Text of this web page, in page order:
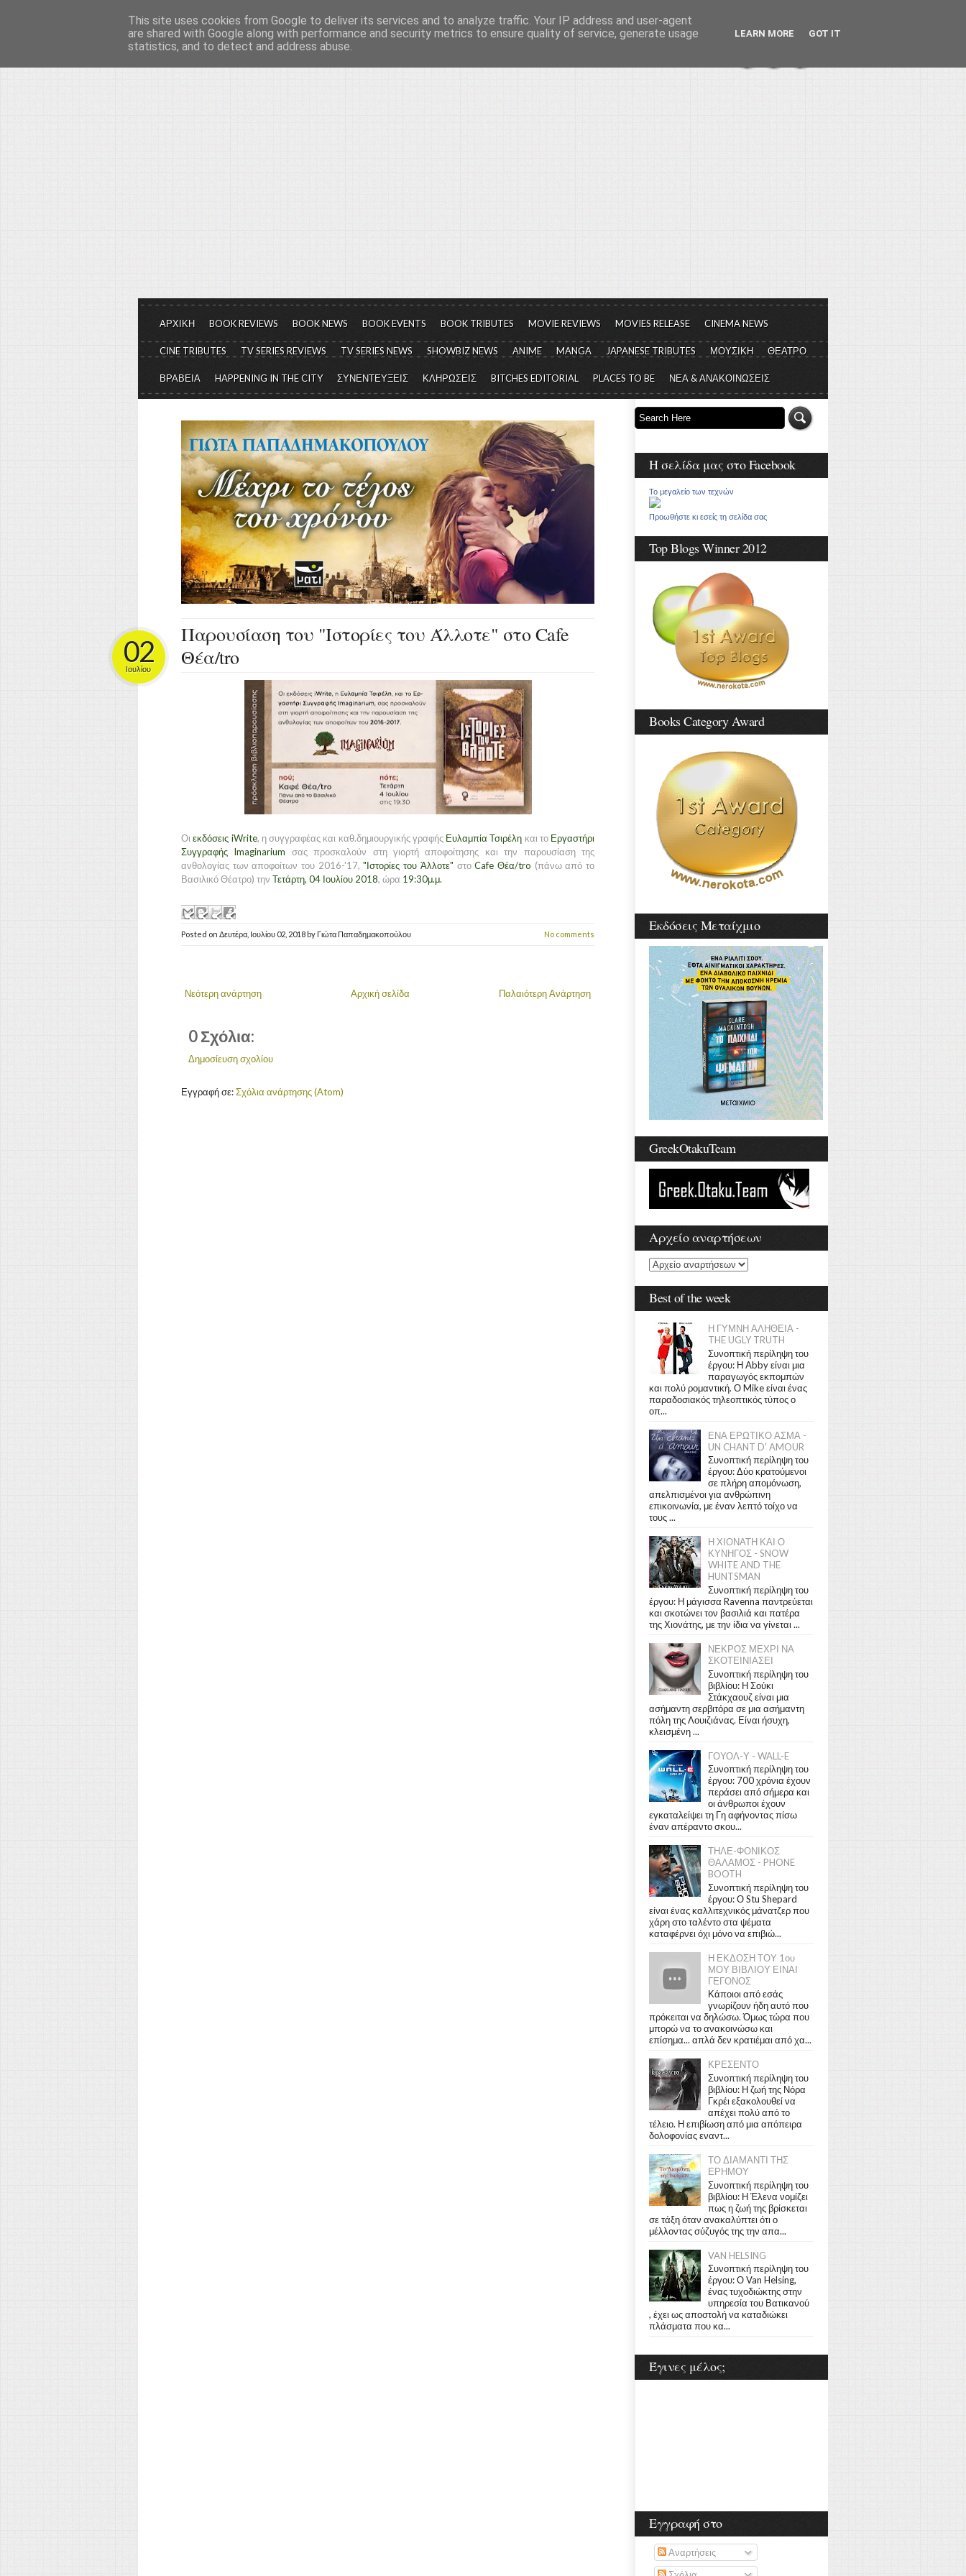
Το μεγαλείο των Τεχνών...
Είμαστε πάντα εδώ για να μιλάμε για τον πολιτισμό, σε κάθε του μορφή και έκταση...
ΑΡΧΙΚΗ BOOK REVIEWS BOOK NEWS BOOK EVENTS BOOK TRIBUTES MOVIE REVIEWS MOVIES RELEASE CINEMA NEWS
CINE TRIBUTES TV SERIES REVIEWS TV SERIES NEWS SHOWBIZ NEWS ANIME MANGA JAPANESE TRIBUTES ΜΟΥΣΙΚΗ ΘΕΑΤΡΟ
ΒΡΑΒΕΙΑ HAPPENING IN THE CITY ΣΥΝΕΝΤΕΥΞΕΙΣ ΚΛΗΡΩΣΕΙΣ BITCHES EDITORIAL PLACES TO BE ΝΕΑ & ΑΝΑΚΟΙΝΩΣΕΙΣ
Παρουσίαση του "Ιστορίες του Άλλοτε" στο Cafe
Θέα/tro
02
Ιουλίου
Οιεκδόσεις iWrite, η συγγραφέας και καθ.δημιουργικής γραφής Ευλαμπία Τσιρέλη και το Εργαστήρι
Συγγραφής Imaginarium σας προσκαλούν στη γιορτή αποφοίτησης και την παρουσίαση της
ανθολογίας των αποφοίτων του 2016-'17,"Ιστορίες του Άλλοτε" στοCafe Θέα/tro (πάνω από το
Βασιλικό Θέατρο) την Τετάρτη, 04 Ιουλίου 2018, ώρα 19:30μ.μ.
Posted on Δευτέρα, Ιουλίου 02, 2018 by Γιώτα Παπαδημακοπούλου No comments
Νεότερη ανάρτηση Παλαιότερη Ανάρτηση
Αρχική σελίδα
0 Σχόλια:
Δημοσίευση σχολίου
Εγγραφή σε:Σχόλια ανάρτησης (Atom)
Η σελίδα μας στο Facebook
Το μεγαλείο των τεχνών
Προωθήστε κι εσείς τη σελίδα σας
Top Blogs Winner 2012
Books Category Award
Εκδόσεις Μεταίχμιο
GreekOtakuTeam
Αρχείο αναρτήσεων
Best of the week
Η ΓΥΜΝΗ ΑΛΗΘΕΙΑ -
THE UGLY TRUTH
Συνοπτική περίληψη του
έργου: Η Abby είναι μια
παραγωγός εκπομπών
και πολύ ρομαντική. Ο Mike είναι ένας
παραδοσιακός τηλεοπτικός τύπος ο
οπ...
ΕΝΑ ΕΡΩΤΙΚΟ ΑΣΜΑ -
UN CHANT D' AMOUR
Συνοπτική περίληψη του
έργου: Δύο κρατούμενοι
σε πλήρη απομόνωση,
απελπισμένοι για ανθρώπινη
επικοινωνία, με έναν λεπτό τοίχο να
τους ...
Η ΧΙΟΝΑΤΗ ΚΑΙ Ο
ΚΥΝΗΓΟΣ - SNOW
WHITE AND THE
HUNTSMAN
Συνοπτική περίληψη του
έργου: Η μάγισσα Ravenna παντρεύεται
και σκοτώνει τον βασιλιά και πατέρα
της Χιονάτης, με την ίδια να γίνεται ...
ΝΕΚΡΟΣ ΜΕΧΡΙ ΝΑ
ΣΚΟΤΕΙΝΙΑΣΕΙ
Συνοπτική περίληψη του
βιβλίου: Η Σούκι
Στάκχαουζ είναι μια
ασήμαντη σερβιτόρα σε μια ασήμαντη
πόλη της Λουιζιάνας. Είναι ήσυχη,
κλεισμένη ...
ΓΟΥΟΛ-Υ - WALL-E
Συνοπτική περίληψη του
έργου: 700 χρόνια έχουν
περάσει από σήμερα και
οι άνθρωποι έχουν
εγκαταλείψει τη Γη αφήνοντας πίσω
έναν απέραντο σκου...
ΤΗΛΕ-ΦΟΝΙΚΟΣ
ΘΑΛΑΜΟΣ - PHONE
BOOTH
Συνοπτική περίληψη του
έργου: Ο Stu Shepard
είναι ένας καλλιτεχνικός μάνατζερ που
χάρη στο ταλέντο στα ψέματα
καταφέρνει όχι μόνο να επιβιώ...
Η ΕΚΔΟΣΗ ΤΟΥ 1ου
ΜΟΥ ΒΙΒΛΙΟΥ ΕΙΝΑΙ
ΓΕΓΟΝΟΣ
Κάποιοι από εσάς
γνωρίζουν ήδη αυτό που
πρόκειται να δηλώσω. Όμως τώρα που
μπορώ να το ανακοινώσω και
επίσημα... απλά δεν κρατιέμαι από χα...
ΚΡΕΣΕΝΤΟ
Συνοπτική περίληψη του
βιβλίου: Η ζωή της Νόρα
Γκρέι εξακολουθεί να
απέχει πολύ από το
τέλειο. Η επιβίωση από μια απόπειρα
δολοφονίας εναντ...
ΤΟ ΔΙΑΜΑΝΤΙ ΤΗΣ
ΕΡΗΜΟΥ
Συνοπτική περίληψη του
βιβλίου: Η Έλενα νομίζει
πως η ζωή της βρίσκεται
σε τάξη όταν ανακαλύπτει ότι ο
μέλλοντας σύζυγός της την απα...
VAN HELSING
Συνοπτική περίληψη του
έργου: Ο Van Helsing,
ένας τυχοδιώκτης στην
υπηρεσία του Βατικανού
, έχει ως αποστολή να καταδιώκει
πλάσματα που κα...
Έγινες μέλος;
Εγγραφή στο
Αναρτήσεις
This site uses cookies from Google to deliver its services and to analyze traffic. Your IP address and user-agent
are shared with Google along with performance and security metrics to ensure quality of service, generate usage
statistics, and to detect and address abuse.
LEARN MORE GOT IT